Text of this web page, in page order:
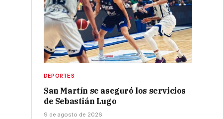
DEPORTES
San Martín se aseguró los servicios
de Sebastián Lugo
9 de agosto de 2026